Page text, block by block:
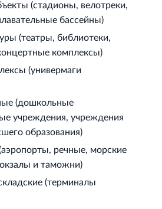
испытательный комплекс
(стадионы, велотреки,
бассейны)
(театры, библиотеки,
комплексы)
(универмаги
(дошкольные
учреждения, учреждения
образования)
речные, морские
и таможни)
(терминалы